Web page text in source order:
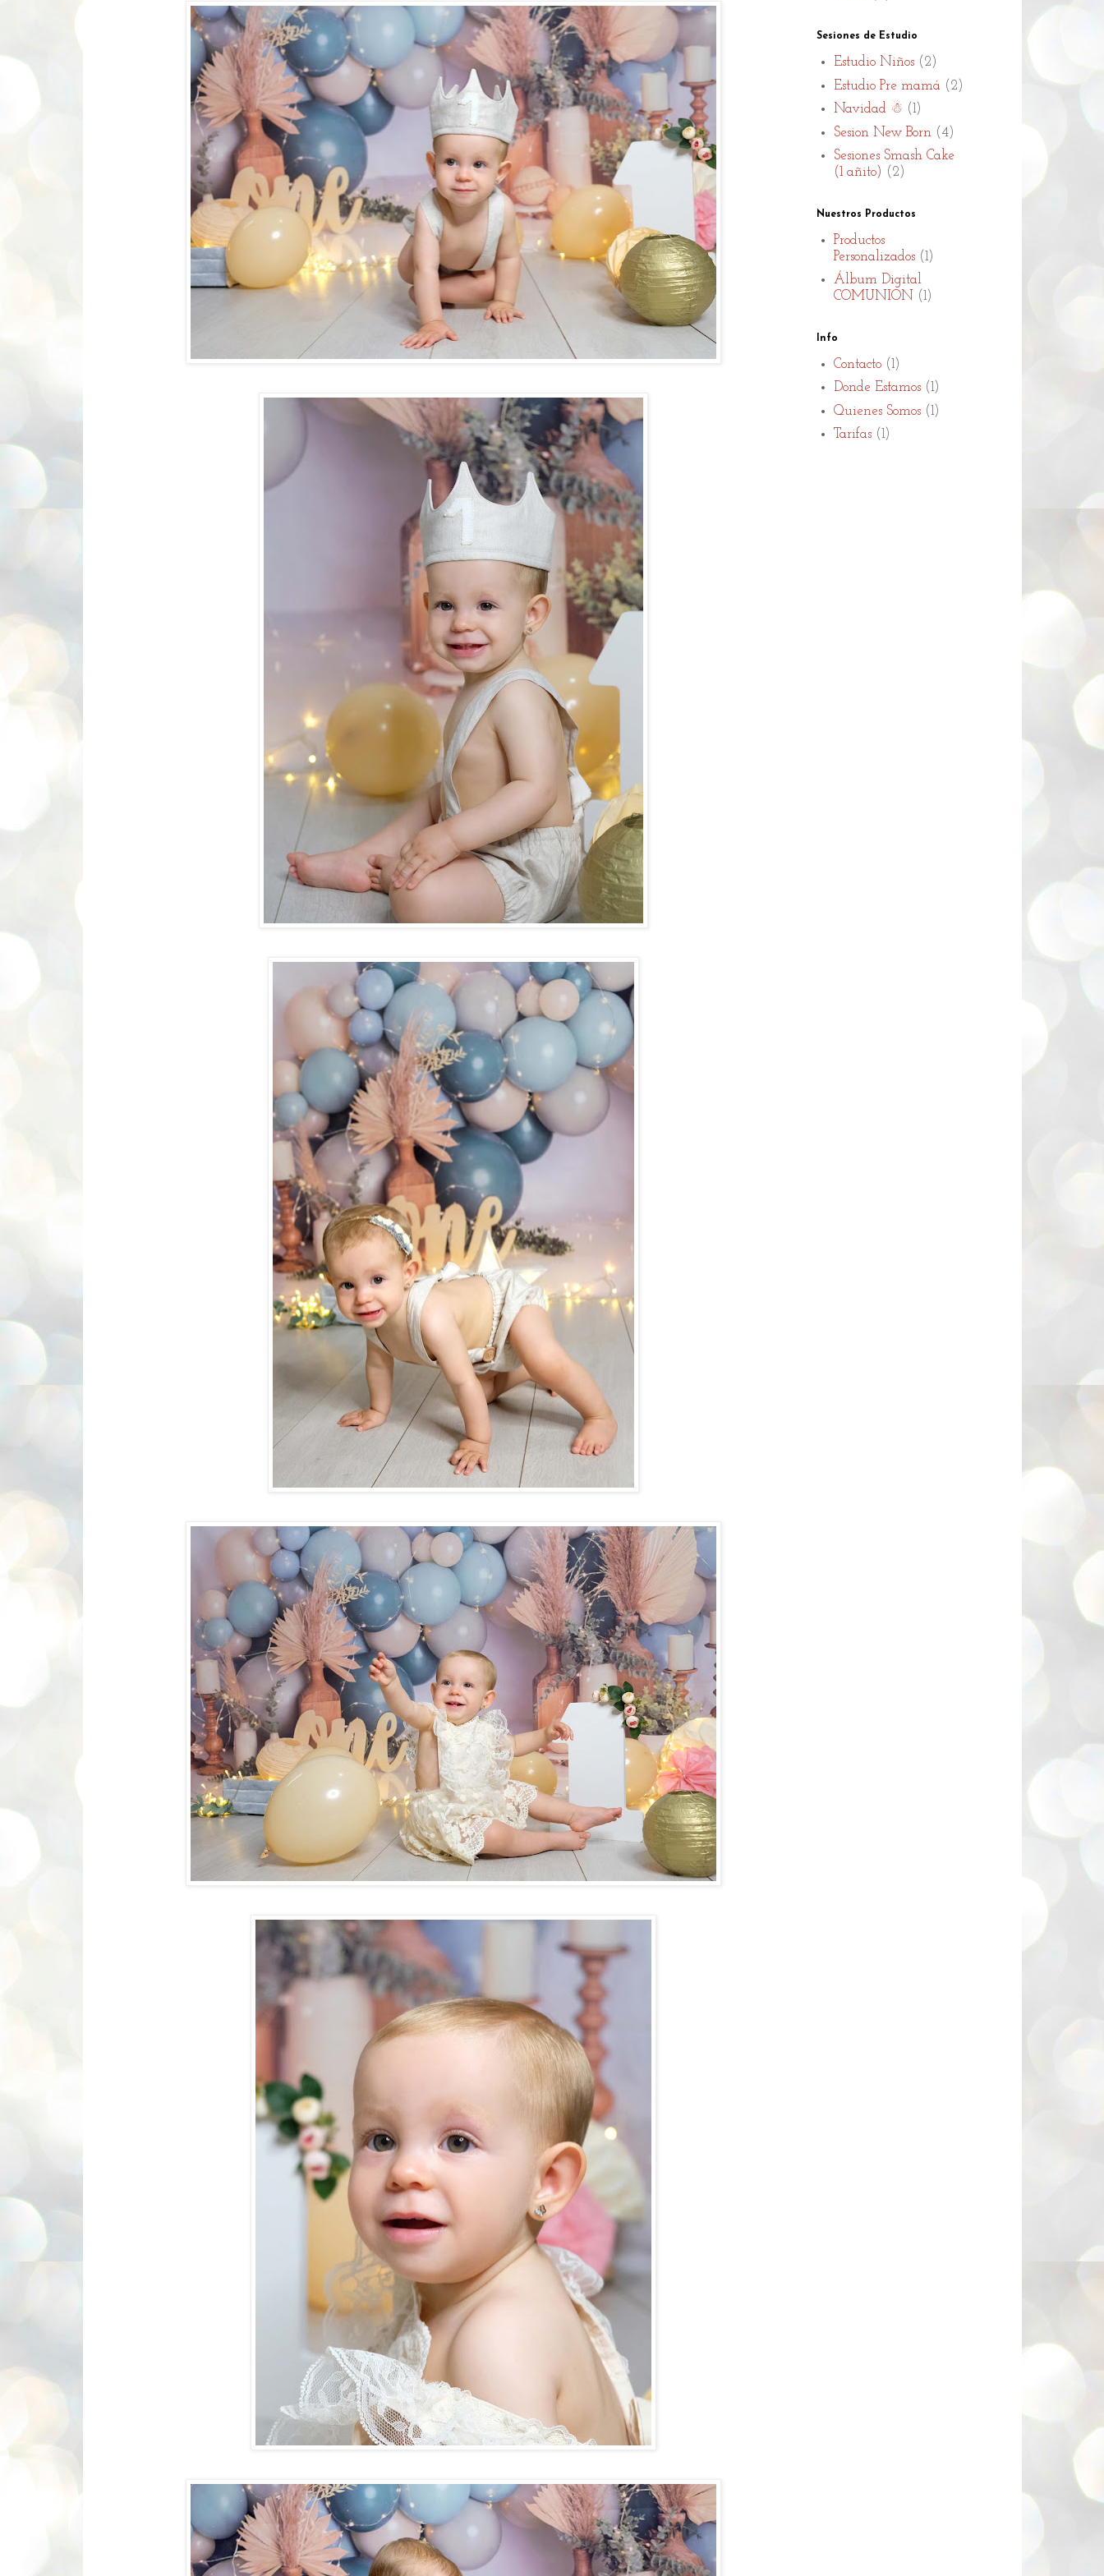
Sesiones de Estudio
Estudio Niños (2)
Estudio Pre mamá (2)
Navidad ☃ (1)
Sesion New Born (4)
Sesiones Smash Cake
(1 añito) (2)
Nuestros Productos
Productos
Personalizados (1)
Álbum Digital
COMUNION (1)
Info
Contacto (1)
Donde Estamos (1)
Quienes Somos (1)
Tarifas (1)